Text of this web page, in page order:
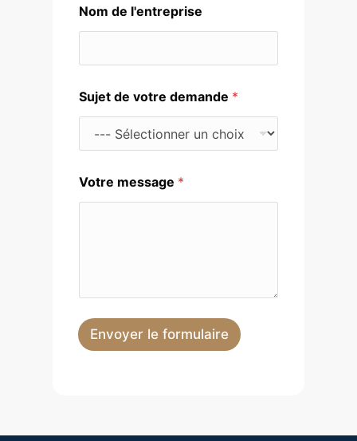
Nom de l'entreprise
Sujet de votre demande *
-
m
t
d
e
Votre message *
Envoyer le formulaire